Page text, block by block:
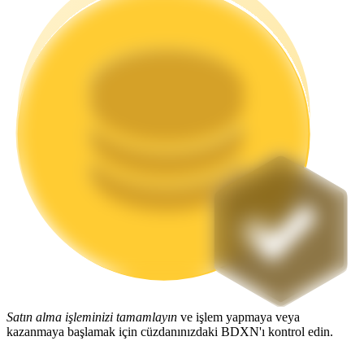
Staking
Yüksek getiri ve anında erişim
Launchpool
Popüler token'lar kazanmak için esnek staking
Satın alma işleminizi tamamlayın ve işlem yapmaya veya
kazanmaya başlamak için cüzdanınızdaki BDXN'ı kontrol edin.